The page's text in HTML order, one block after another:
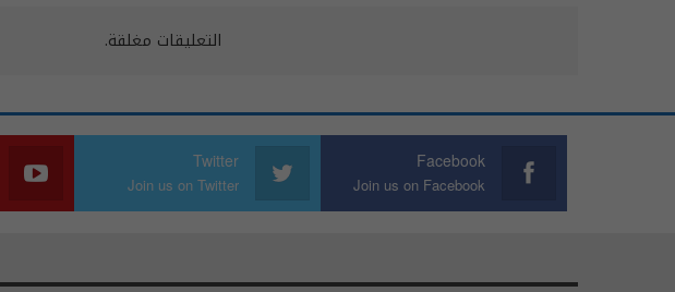
التعليقات مغلقة.
Facebook
Join us on Facebook
Twitter
Join us on Twitter